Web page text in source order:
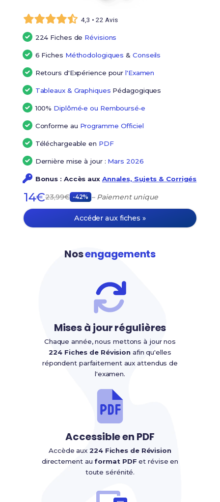
4,3 • 22 Avis
224 Fiches de Révisions
6 Fiches Méthodologiques &Conseils
Retours d'Expérience pourl'Examen
Tableaux & Graphiques Pédagogiques
100% Diplômé•e ou Remboursé•e
Conforme au Programme Officiel
Téléchargeable en PDF
Dernière mise à jour : Mars 2026
Bonus : Accès aux Annales, Sujets & Corrigés
14€23,99€ -42% – Paiement unique
Accéder aux fiches »
Nosengagements
Mises à jour régulières
Chaque année, nous mettons à jour nos
224 Fiches de Révision afin qu'elles
répondent parfaitement aux attendus de
l'examen.
Accessible en PDF
Accède aux224 Fiches de Révision
directement auformat PDF et révise en
toute sérénité.